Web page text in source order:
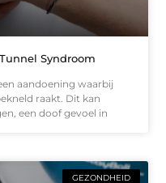
Syndroom
aandoening waarbij
raakt. Dit kan
een doof gevoel in
GEZONDHEID